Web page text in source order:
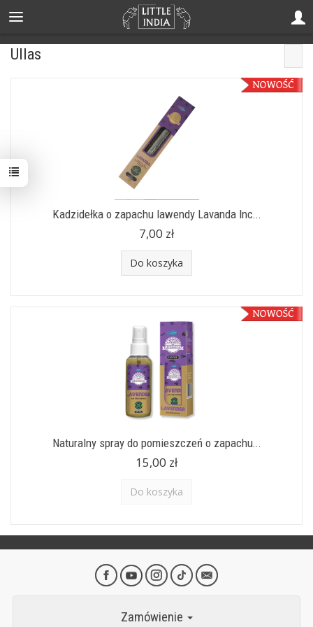
Ullas
Kadzidełka o zapachu lawendy Lavanda Inc...
7,00 zł
Do koszyka
Naturalny spray do pomieszczeń o zapachu...
15,00 zł
Do koszyka
Zamówienie